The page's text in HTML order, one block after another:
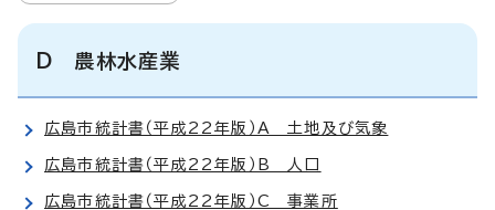
D 農林水産業
広島市統計書（平成22年版）A 土地及び気象
広島市統計書（平成22年版）B 人口
広島市統計書（平成22年版）C 事業所